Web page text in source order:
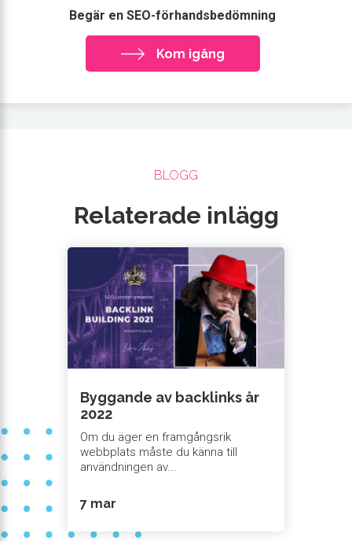
Begär en SEO-förhandsbedömning
Kom igång
BLOGG
Relaterade inlägg
Byggande av backlinks år
2022
Om du äger en framgångsrik
webbplats måste du känna till
användningen av...
7 mar